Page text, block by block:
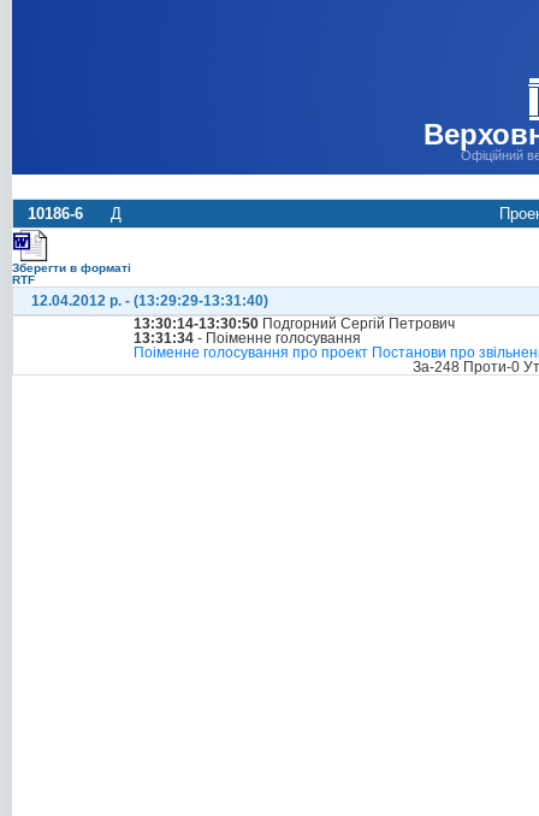
Офіційний
10186-6 Д
Зберегти в форматі
RTF
12.04.2012 р. - (13:29:29-13:31:40)
13:30:14-13:30:50 Подгорний Сергій Петрович
13:31:34 - Поіменне голосування
Поіменне голосування про проект Постанови про
За-248 Проти-0